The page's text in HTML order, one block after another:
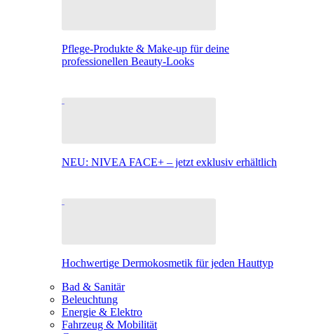
Pflege-Produkte & Make-up für deine
professionellen Beauty-Looks
NEU: NIVEA FACE+ – jetzt exklusiv erhältlich
Hochwertige Dermokosmetik für jeden Hauttyp
Bad & Sanitär
Beleuchtung
Energie & Elektro
Fahrzeug & Mobilität